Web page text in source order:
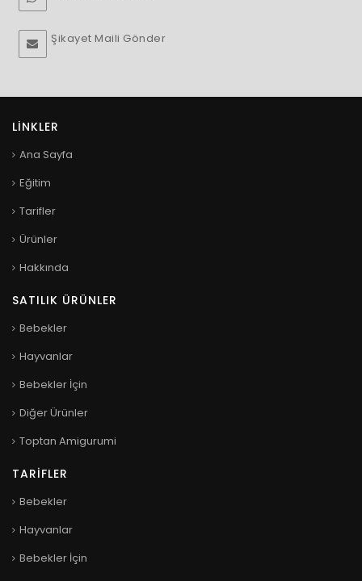
Şikayet Maili Gönder
LINKLER
Ana Sayfa
Eğitim
Tarifler
Ürünler
Hakkında
SATILIK ÜRÜNLER
Bebekler
Hayvanlar
Bebekler İçin
Diğer Ürünler
Toptan Amigurumi
TARIFLER
Bebekler
Hayvanlar
Bebekler İçin